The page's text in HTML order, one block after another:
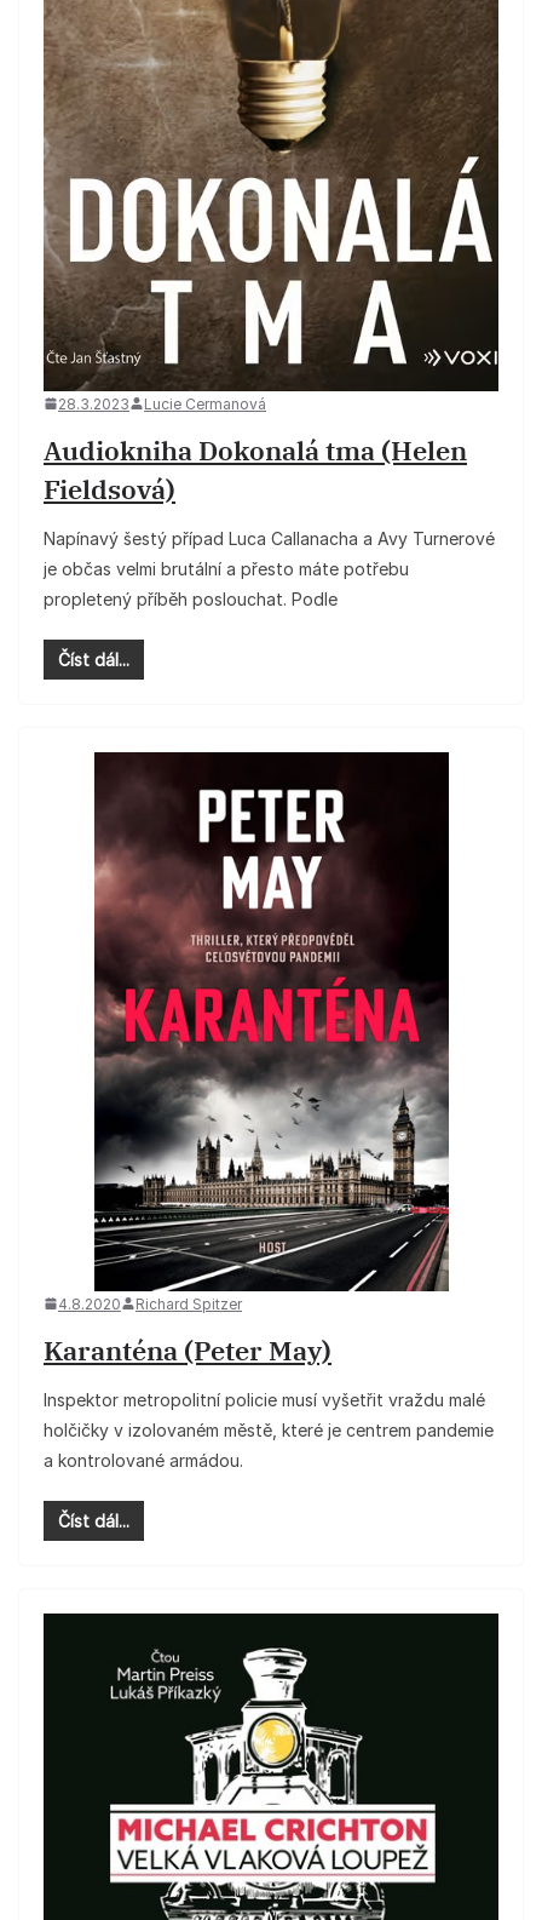
28.3.2023 Lucie Cermanová
Audiokniha Dokonalá tma (Helen
Fieldsová)
Napínavý šestý případ Luca Callanacha a Avy Turnerové
je občas velmi brutální a přesto máte potřebu
propletený příběh poslouchat. Podle
Číst dál...
4.8.2020 Richard Spitzer
Karanténa (Peter May)
Inspektor metropolitní policie musí vyšetřit vraždu malé
holčičky v izolovaném městě, které je centrem pandemie
a kontrolované armádou.
Číst dál...